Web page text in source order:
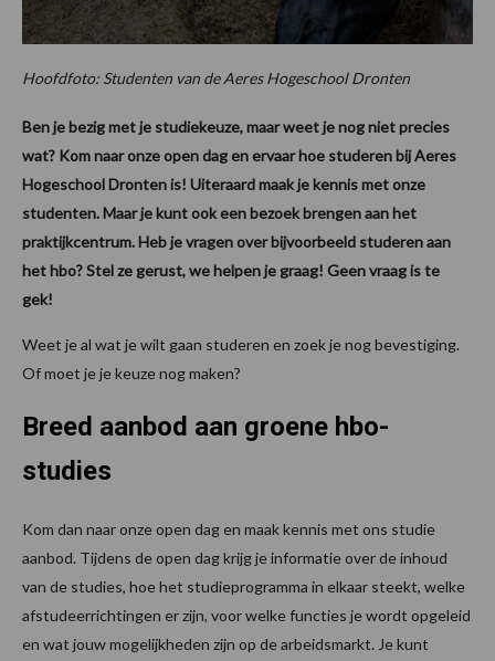
Hoofdfoto: Studenten van de Aeres Hogeschool Dronten
Ben je bezig met je studiekeuze, maar weet je nog niet precies
wat? Kom naar onze open dag en ervaar hoe studeren bij Aeres
Hogeschool Dronten is! Uiteraard maak je kennis met onze
studenten. Maar je kunt ook een bezoek brengen aan het
praktijkcentrum. Heb je vragen over bijvoorbeeld studeren aan
het hbo? Stel ze gerust, we helpen je graag! Geen vraag is te
gek!
Weet je al wat je wilt gaan studeren en zoek je nog bevestiging.
Of moet je je keuze nog maken?
Breed aanbod aan groene hbo-
studies
Kom dan naar onze open dag en maak kennis met ons studie
aanbod. Tijdens de open dag krijg je informatie over de inhoud
van de studies, hoe het studieprogramma in elkaar steekt, welke
afstudeerrichtingen er zijn, voor welke functies je wordt opgeleid
en wat jouw mogelijkheden zijn op de arbeidsmarkt. Je kunt